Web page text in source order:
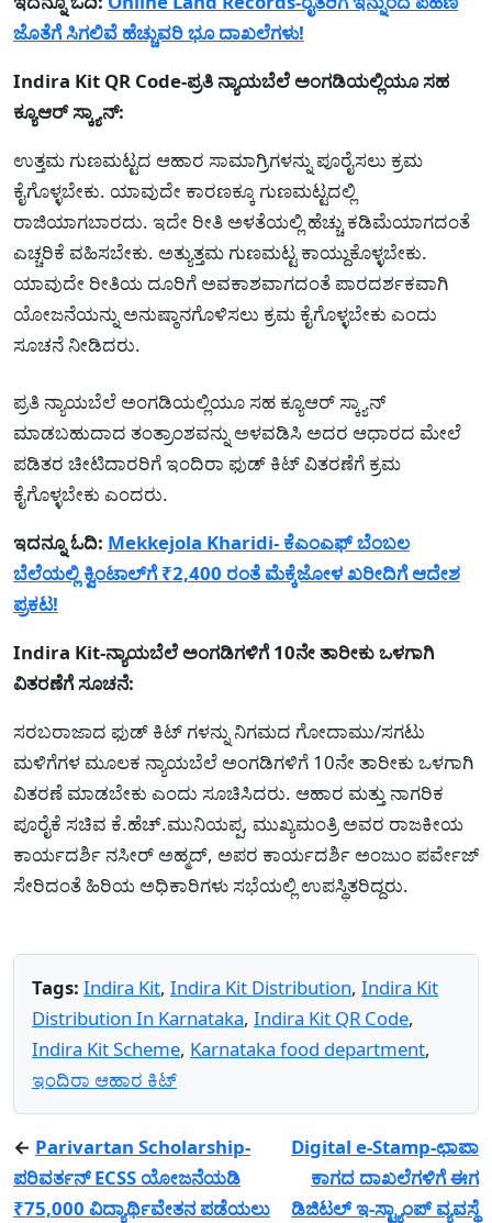
ಜೊತೆಗೆ ಸಿಗಲಿವೆ ಹೆಚ್ಚುವರಿ ಭೂ ದಾಖಲೆಗಳು!
Indira Kit QR Code-ಪ್ರತಿ ನ್ಯಾಯಬೆಲೆ ಅಂಗಡಿಯಲ್ಲಿಯೂ ಸಹ
ಕ್ಯೂಆರ್ ಸ್ಕ್ಯಾನ್:
ಉತ್ತಮ ಗುಣಮಟ್ಟದ ಆಹಾರ ಸಾಮಾಗ್ರಿಗಳನ್ನು ಪೂರೈಸಲು ಕ್ರಮ
ಕೈಗೊಳ್ಳಬೇಕು. ಯಾವುದೇ ಕಾರಣಕ್ಕೂ ಗುಣಮಟ್ಟದಲ್ಲಿ
ರಾಜಿಯಾಗಬಾರದು. ಇದೇ ರೀತಿ ಅಳತೆಯಲ್ಲಿ ಹೆಚ್ಚು ಕಡಿಮೆಯಾಗದಂತೆ
ಎಚ್ಚರಿಕೆ ವಹಿಸಬೇಕು. ಅತ್ಯುತ್ತಮ ಗುಣಮಟ್ಟ ಕಾಯ್ದುಕೊಳ್ಳಬೇಕು.
ಯಾವುದೇ ರೀತಿಯ ದೂರಿಗೆ ಅವಕಾಶವಾಗದಂತೆ ಪಾರದರ್ಶಕವಾಗಿ
ಯೋಜನೆಯನ್ನು ಅನುಷ್ಠಾನಗೊಳಿಸಲು ಕ್ರಮ ಕೈಗೊಳ್ಳಬೇಕು ಎಂದು
ಸೂಚನೆ ನೀಡಿದರು.
ಪ್ರತಿ ನ್ಯಾಯಬೆಲೆ ಅಂಗಡಿಯಲ್ಲಿಯೂ ಸಹ ಕ್ಯೂಆರ್ ಸ್ಕ್ಯಾನ್
ಮಾಡಬಹುದಾದ ತಂತ್ರಾಂಶವನ್ನು ಅಳವಡಿಸಿ ಅದರ ಆಧಾರದ ಮೇಲೆ
ಪಡಿತರ ಚೀಟಿದಾರರಿಗೆ ಇಂದಿರಾ ಫುಡ್ ಕಿಟ್ ವಿತರಣೆಗೆ ಕ್ರಮ
ಕೈಗೊಳ್ಳಬೇಕು ಎಂದರು.
ಇದನ್ನೂ ಓದಿ: Mekkejola Kharidi- ಕೆಎಂಎಫ್‌ ಬೆಂಬಲ
ಬೆಲೆಯಲ್ಲಿ ಕ್ವಿಂಟಾಲ್‌ಗೆ ₹2,400 ರಂತೆ ಮೆಕ್ಕೆಜೋಳ ಖರೀದಿಗೆ ಆದೇಶ
ಪ್ರಕಟ!
Indira Kit-ನ್ಯಾಯಬೆಲೆ ಅಂಗಡಿಗಳಿಗೆ 10ನೇ ತಾರೀಕು ಒಳಗಾಗಿ
ವಿತರಣೆಗೆ ಸೂಚನೆ:
ಸರಬರಾಜಾದ ಫುಡ್ ಕಿಟ್ ಗಳನ್ನು ನಿಗಮದ ಗೋದಾಮು/ಸಗಟು
ಮಳಿಗೆಗಳ ಮೂಲಕ ನ್ಯಾಯಬೆಲೆ ಅಂಗಡಿಗಳಿಗೆ 10ನೇ ತಾರೀಕು ಒಳಗಾಗಿ
ವಿತರಣೆ ಮಾಡಬೇಕು ಎಂದು ಸೂಚಿಸಿದರು. ಆಹಾರ ಮತ್ತು ನಾಗರಿಕ
ಪೂರೈಕೆ ಸಚಿವ ಕೆ.ಹೆಚ್.ಮುನಿಯಪ್ಪ, ಮುಖ್ಯಮಂತ್ರಿ ಅವರ ರಾಜಕೀಯ
ಕಾರ್ಯದರ್ಶಿ ನಸೀರ್ ಅಹ್ಮದ್, ಅಪರ ಕಾರ್ಯದರ್ಶಿ ಅಂಜುಂ ಪರ್ವೇಜ್
ಸೇರಿದಂತೆ ಹಿರಿಯ ಅಧಿಕಾರಿಗಳು ಸಭೆಯಲ್ಲಿ ಉಪಸ್ಥಿತರಿದ್ದರು.
Tags: Indira Kit, Indira Kit Distribution, Indira Kit
Distribution In Karnataka, Indira Kit QR Code,
Indira Kit Scheme, Karnataka food department,
ಇಂದಿರಾ ಆಹಾರ ಕಿಟ್
← Parivartan Scholarship-
ಪರಿವರ್ತನ್ ECSS ಯೋಜನೆಯಡಿ
₹75,000 ವಿದ್ಯಾರ್ಥಿವೇತನ ಪಡೆಯಲು
Digital e-Stamp-ಛಾಪಾ
ಕಾಗದ ದಾಖಲೆಗಳಿಗೆ ಈಗ
ಡಿಜಿಟಲ್ ಇ-ಸ್ಟ್ಯಾಂಪ್ ವ್ಯವಸ್ಥೆ